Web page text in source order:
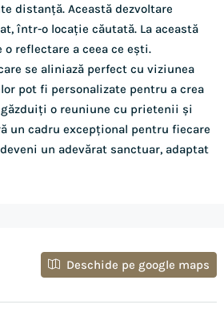
distanță. Această dezvoltare
într-o locație căutată. La această
reflectare a ceea ce ești.
se aliniază perfect cu viziunea
pot fi personalizate pentru a crea
o reuniune cu prietenii și
un cadru excepțional pentru fiecare
un adevărat sanctuar, adaptat
Deschide pe google maps